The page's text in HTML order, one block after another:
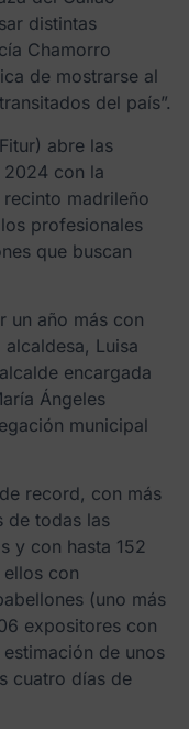
distintas
Chamorro
de mostrarse al
del país”.
abre las
2024 con la
madrileño
profesionales
que buscan
un año más con
Luisa
encargada
Ángeles
municipal
record, con más
de todas las
y con hasta 152
con
(uno más
expositores con
de unos
cuatro días de